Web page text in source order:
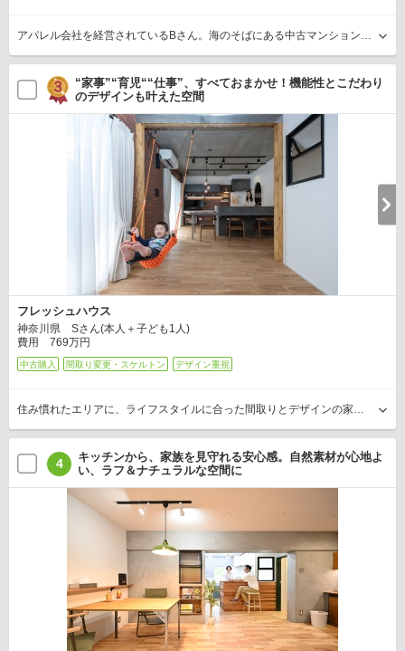
アパレル会社を経営されているBさん。海のそばにある中古マンションを、宿泊可能な多目的施設へフルリノベーションすることをご希望でした。そこで同社は、“リゾートホテルの非日常感”をテ…
“家事”“育児““仕事”、すべておまかせ！機能性とこだわり
のデザインも叶えた空間
フレッシュハウス
神奈川県 Sさん(本人＋子ども1人)
費用 769万円
中古購入 間取り変更・スケルトン デザイン重視
住み慣れたエリアに、ライフスタイルに合った間取りとデザインの家を持ちたくて、“中古リノベーション”を希望したSさん。気に入った事例が多く、完全オーダーメイドで対応する同社に依頼し…
4
キッチンから、家族を見守れる安心感。自然素材が心地よ
い、ラフ＆ナチュラルな空間に